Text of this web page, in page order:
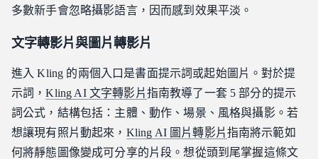
多數新手會忽略攝影語言，因而感到效果平淡。
文字轉影片與圖片轉影片
進入 Kling 的兩個入口是書面提示詞或起始圖片。對於提
示詞，Kling AI 文字轉影片指南教導了一套 5 部分的提示
詞公式，結構包括：主體、動作、場景、風格與攝影。若
想讓現有照片動起來， Kling AI 圖片轉影片指南將示範如
何將靜態圖像變成可分享的片段。想從頭到尾掌握這條文